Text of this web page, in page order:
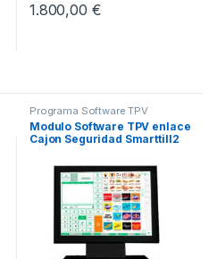
1.800,00 €
Este producto tiene múltiples
Programa Software TPV
Modulo Software TPV enlace
Cajon Seguridad Smarttill2